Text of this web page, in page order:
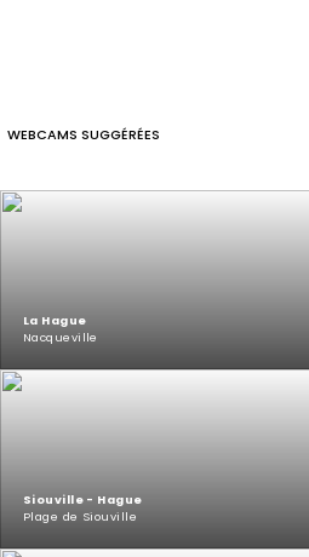
WEBCAMS SUGGÉRÉES
La Hague
Nacqueville
Siouville - Hague
Plage de Siouville